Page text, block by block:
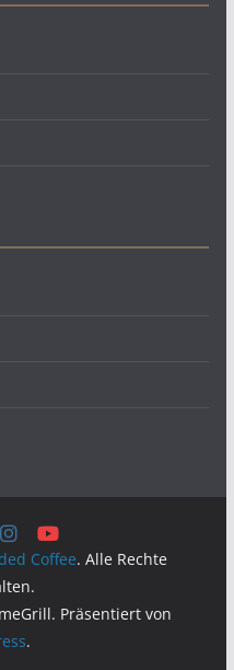
Coffee. Alle Rechte
Präsentiert von
.